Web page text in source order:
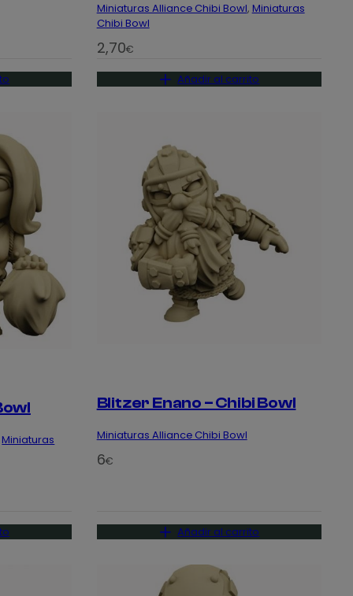
Miniaturas Alliance Chibi Bowl, Miniaturas
Chibi Bowl
2,70€
Añadir al carrito
Miniaturas
Blitzer Enano – Chibi Bowl
Miniaturas Alliance Chibi Bowl
6€
Añadir al carrito